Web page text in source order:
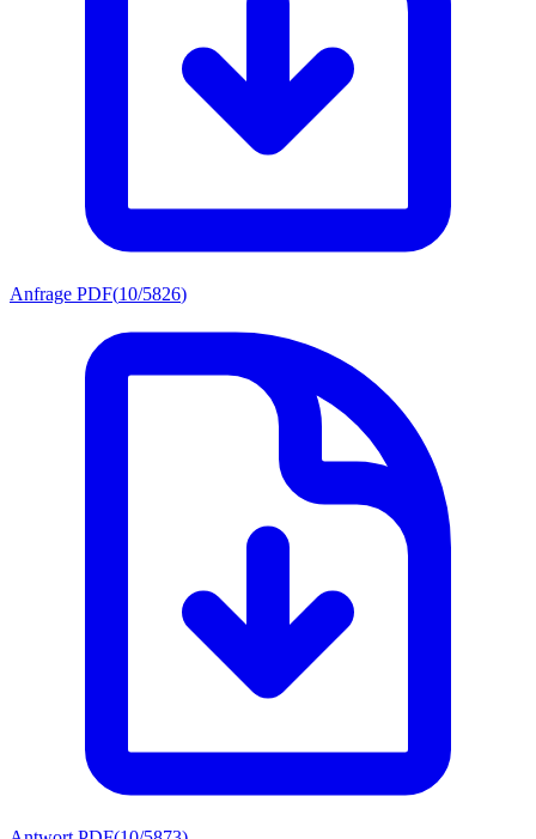
Anfrage PDF(10/5826)